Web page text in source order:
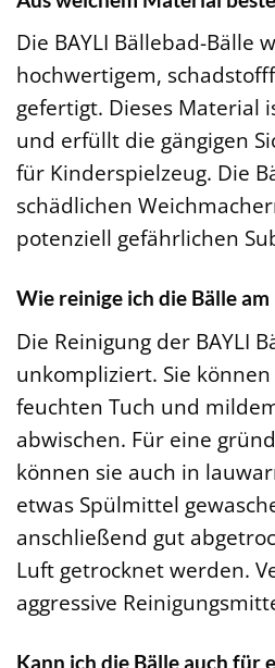
Die BAYLI Bällebad-Bälle
hochwertigem,
gefertigt. Dieses Material
und erfüllt die gängigen
für Kinderspielzeug. Die
schädlichen
potenziell gefährlichen
Wie reinige ich die Bälle am
Die Reinigung der BAYLI
unkompliziert. Sie
feuchten Tuch und
abwischen. Für eine
können sie auch in
etwas Spülmittel
anschließend gut
Luft getrocknet werden.
aggressive
Kann ich die Bälle auch für